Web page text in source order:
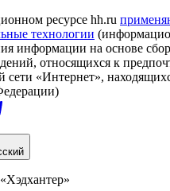
ресурсе hh.ru
технологии
информации на основе
относящихся к
сети «Интернет»,